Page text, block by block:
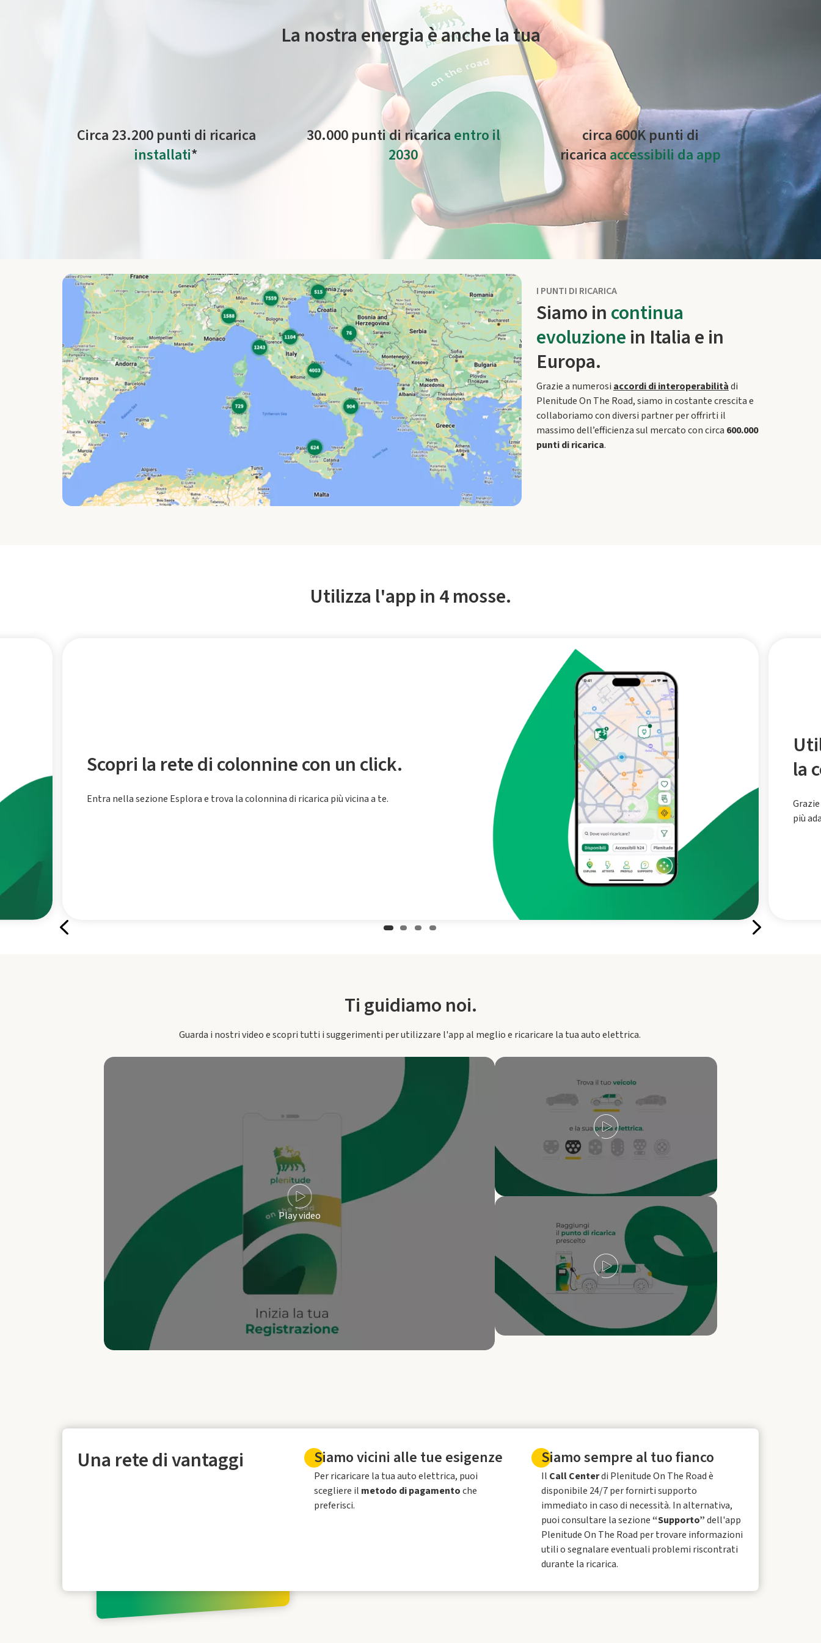
La nostra energia è anche la tua
Ricaricare la tua auto elettrica quando sei in viaggio è facile e veloce grazie alla nostra rete di punti di ricarica di cui oltre 22.000 proprietari
elettrica fornita da Plenitude, certificata tramite garanzie d’origine di provenienza europea come prodotta da impianti alimentati al 100% da fonti rinnovabili.
Circa 23.200 punti di ricarica
installati*
operativi o in attesa di connessione da parte della
30.000 punti di ricarica entro il
2030
per espandere la rete in Italia e all’estero.
circa 600K punti di
ricarica accessibili da app
sia gestiti direttamente da Plenitude On The
Road che da altri operatori a livello globale.
I PUNTI DI RICARICA
Siamo incontinua
evoluzionein Italia e in
Europa.
Grazie a numerosi accordi di interoperabilitàdi
Plenitude On The Road, siamo in costante crescita e
collaboriamo con diversi partner per offrirti il
massimo dell’efficienza sul mercato con circa 600.000
punti di ricarica.
Utilizza l'app in 4 mosse.
Scopri la rete di colonnine con un click.
Entra nella sezione Esplora e trova la colonnina di ricarica più vicina a te.
la
più
Ti guidiamo noi.
Guarda i nostri video e scopri tutti i suggerimenti per utilizzare l'app al meglio e ricaricare la tua auto elettrica.
Play video
Una rete di vantaggi Siamo vicini alle tue esigenze
Per ricaricare la tua auto elettrica, puoi
scegliere il metodo di pagamentoche
preferisci.
Siamo sempre al tuo fianco
Il Call Centerdi Plenitude On The Road è
disponibile 24/7 per fornirti supporto
immediato in caso di necessità. In alternativa,
puoi consultare la sezione “Supporto”dell'app
Plenitude On The Road per trovare informazioni
utili o segnalare eventuali problemi riscontrati
durante la ricarica.